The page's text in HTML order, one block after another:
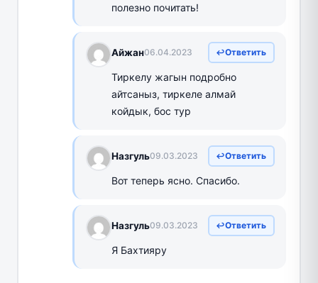
полезно почитать!
Айжан06.04.2023 Ответить
Тиркелу жагын подробно
айтсаныз, тиркеле алмай
койдык, бос тур
Назгуль09.03.2023 Ответить
Вот теперь ясно. Спасибо.
Назгуль09.03.2023 Ответить
Я Бахтияру